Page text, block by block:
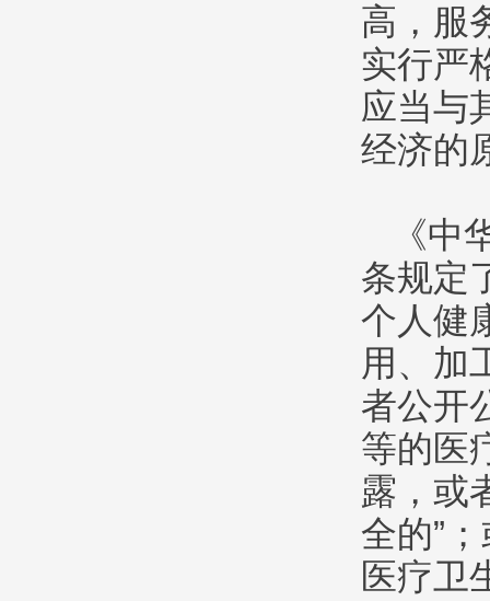
高，服
实行严
应当与
经济的
《
条规定
个人健
用、加
者公开
等的医
露，或
全的”
医疗卫